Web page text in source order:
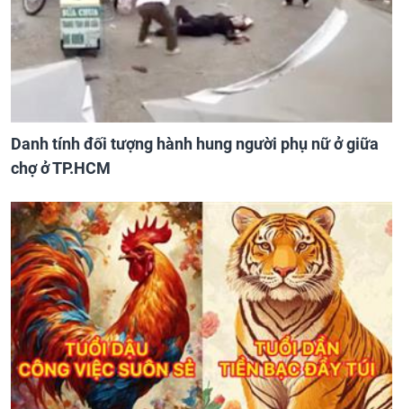
Danh tính đối tượng hành hung người phụ nữ ở giữa
chợ ở TP.HCM